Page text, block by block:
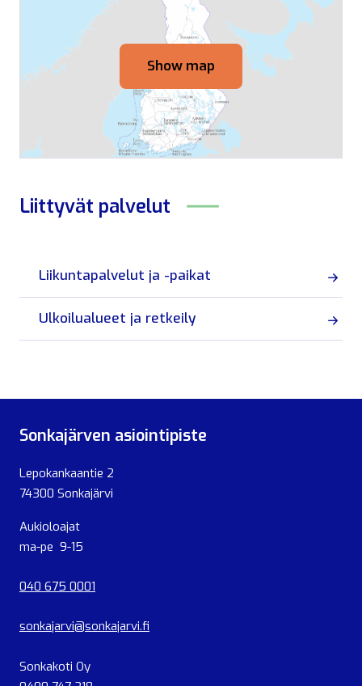
Show map
Liittyvät palvelut
Liikuntapalvelut ja -paikat
Ulkoilualueet ja retkeily
Sonkajärven asiointipiste
Lepokankaantie 2
74300 Sonkajärvi
Aukioloajat
ma-pe 9-15
040 675 0001
sonkajarvi@sonkajarvi.fi
Sonkakoti Oy